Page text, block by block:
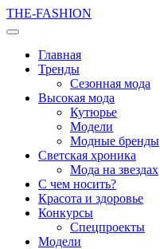
THE-FASHION
Главная
Тренды
Сезонная мода
Высокая мода
Кутюрье
Модели
Модные бренды
Светская хроника
Мода на звездах
С чем носить?
Красота и здоровье
Конкурсы
Спецпроекты
Модели